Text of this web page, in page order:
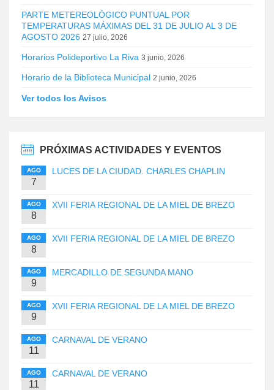
PARTE METEREOLÓGICO PUNTUAL POR
TEMPERATURAS MÁXIMAS DEL 31 DE JULIO AL 3 DE
AGOSTO 2026 27 julio, 2026
Horarios Polideportivo La Riva 3 junio, 2026
Horario de la Biblioteca Municipal 2 junio, 2026
Ver todos los Avisos
PRÓXIMAS ACTIVIDADES Y EVENTOS
AGO
7
LUCES DE LA CIUDAD. CHARLES CHAPLIN
AGO
8
XVII FERIA REGIONAL DE LA MIEL DE BREZO
AGO
8
XVII FERIA REGIONAL DE LA MIEL DE BREZO
AGO
9
MERCADILLO DE SEGUNDA MANO
AGO
9
XVII FERIA REGIONAL DE LA MIEL DE BREZO
AGO
11
CARNAVAL DE VERANO
AGO
11
CARNAVAL DE VERANO